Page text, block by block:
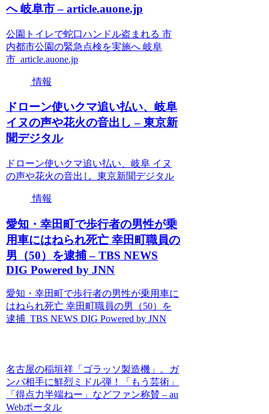
へ 岐阜市 – article.auone.jp
公園トイレで蛇口ハンドル盗まれる 市
内都市公園の緊急点検を実施へ 岐阜
市 article.auone.jp
情報
ドローン使いクマ追い払い、岐阜
イヌの声や花火の音出し – 東京新
聞デジタル
ドローン使いクマ追い払い、岐阜 イヌ
の声や花火の音出し 東京新聞デジタル
情報
愛知・幸田町で歩行者の男性が乗
用車にはねられ死亡 幸田町職員の
男（50）を逮捕 – TBS NEWS
DIG Powered by JNN
愛知・幸田町で歩行者の男性が乗用車に
はねられ死亡 幸田町職員の男（50）を
逮捕 TBS NEWS DIG Powered by JNN
名古屋の稲垣祥「ゴラッソ製造機」。ガ
ンバ相手に鮮烈ミドル弾！「もう芸術」
「得点力半端ねー」などファン称賛 – au
Webポータル